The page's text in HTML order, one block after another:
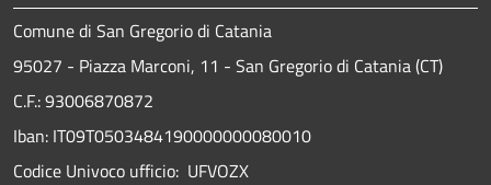
Comune di San Gregorio di Catania
95027 - Piazza Marconi, 11 - San Gregorio di Catania (CT)
C.F.: 93006870872
Iban: IT09T0503484190000000080010
Codice Univoco ufficio: UFVOZX